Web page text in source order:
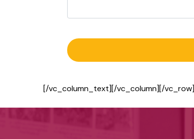
[/vc_column_text][/vc_column][/vc_row]